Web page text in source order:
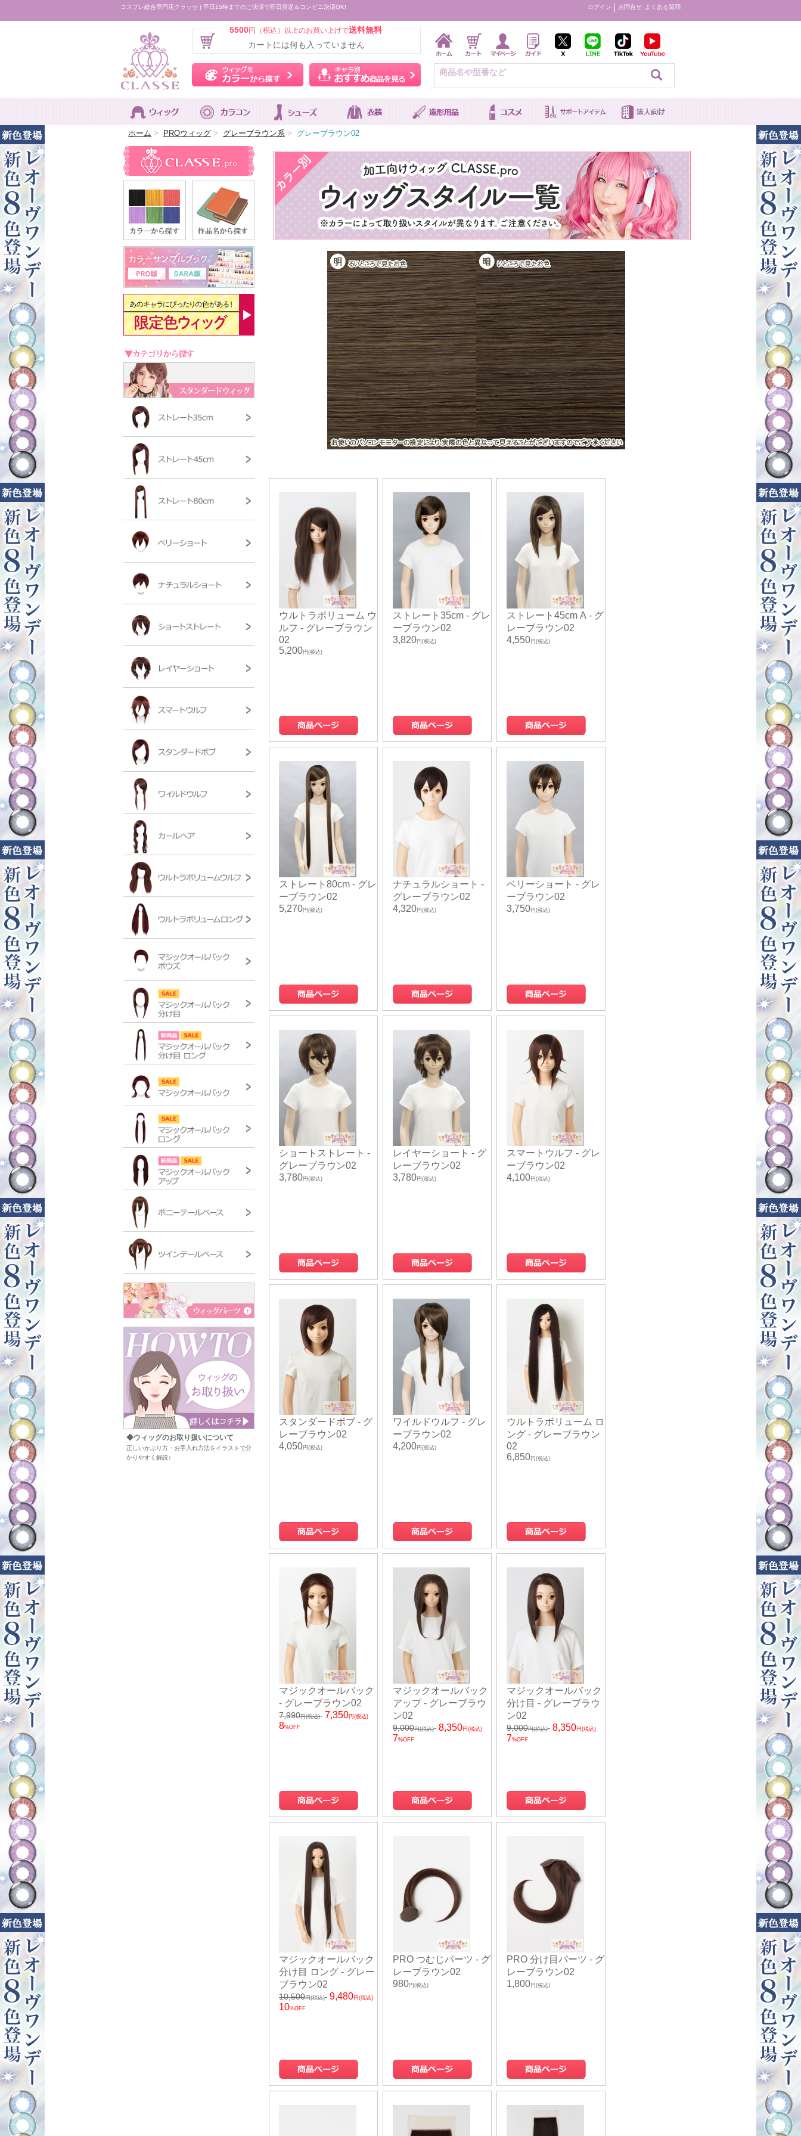
コスプレ総合専門店クラッセ | 平日15時までのご決済で即日発送＆コンビニ決済OK! ログイン お問合せ よくある質問
5500円（税込）以上のお買い上げで送料無料
カートには何も入っていません
ウィッグをカラーから探す キャラ別おすすめ商品を見る
ホーム > PROウィッグ > グレーブラウン系 > グレーブラウン02
◆ウィッグのお取り扱いについて
正しいかぶり方・お手入れ方法をイラストで分
かりやすく解説♪
ウルトラボリューム ウ
ルフ - グレーブラウン
02
5,200円(税込)
ストレート35cm - グレ
ーブラウン02
3,820円(税込)
ストレート45cm A - グ
レーブラウン02
4,550円(税込)
ストレート80cm - グレ
ーブラウン02
5,270円(税込)
ナチュラルショート -
グレーブラウン02
4,320円(税込)
ベリーショート - グレ
ーブラウン02
3,750円(税込)
ショートストレート -
グレーブラウン02
3,780円(税込)
レイヤーショート - グ
レーブラウン02
3,780円(税込)
スマートウルフ - グレ
ーブラウン02
4,100円(税込)
スタンダードボブ - グ
レーブラウン02
4,050円(税込)
ワイルドウルフ - グレ
ーブラウン02
4,200円(税込)
ウルトラボリューム ロ
ング - グレーブラウン
02
6,850円(税込)
マジックオールバック
- グレーブラウン02
7,990円(税込) 7,350円(税込)
8%OFF
マジックオールバック
アップ - グレーブラウ
ン02
9,000円(税込) 8,350円(税込)
7%OFF
マジックオールバック
分け目 - グレーブラウ
ン02
9,000円(税込) 8,350円(税込)
7%OFF
マジックオールバック
分け目 ロング - グレー
ブラウン02
10,500円(税込) 9,480円(税込)
10%OFF
PRO つむじパーツ - グ
レーブラウン02
980円(税込)
PRO 分け目パーツ - グ
レーブラウン02
1,800円(税込)